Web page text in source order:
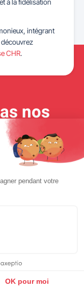
à la fidélisation
intégrant
CHR.
nos
!
toutes nos infos
en ligne 100% sécurisé